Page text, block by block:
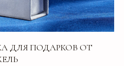
ДЛЯ ПОДАРКОВ ОТ